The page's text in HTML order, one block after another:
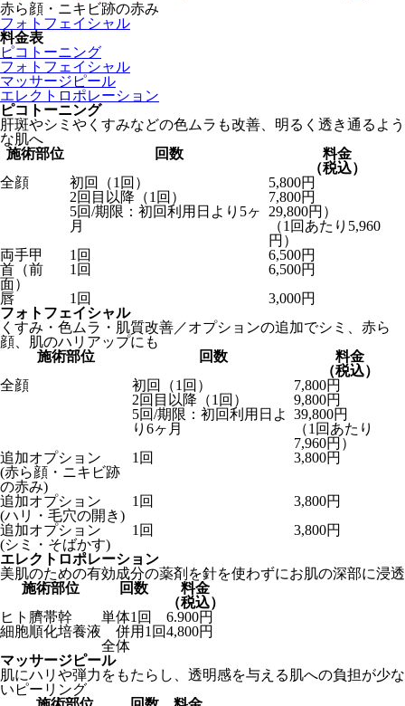
赤ら顔・ニキビ跡の赤み
フォトフェイシャル
料金表
ピコトーニング
フォトフェイシャル
マッサージピール
エレクトロポレーション
ピコトーニング
肝斑やシミやくすみなどの色ムラも改善、明るく透き通るよう
な肌へ
施術部位
回数
料金
（税込）
全顔
初回（1回）
5,800円
2回目以降（1回）
7,800円
5回/期限：初回利用日より5ヶ
月
29,800円）
（1回あたり5,960
円）
両手甲
1回
6,500円
首（前
面）
1回
6,500円
唇
1回
3,000円
フォトフェイシャル
くすみ・色ムラ・肌質改善／オプションの追加でシミ、赤ら
顔、肌のハリアップにも
施術部位
回数
料金
（税込）
全顔
初回（1回）
7,800円
2回目以降（1回）
9,800円
5回/期限：初回利用日よ
り6ヶ月
39,800円
（1回あたり
7,960円）
追加オプション
(赤ら顔・ニキビ跡
の赤み)
1回 3,800円
追加オプション
(ハリ・毛穴の開き)
1回
3,800円
追加オプション
(シミ・そばかす)
1回
3,800円
エレクトロポレーション
美肌のための有効成分の薬剤を針を使わずにお肌の深部に浸透
施術部位
回数
料金
（税込）
ヒト臍帯幹
細胞順化培養液
単体1回
6.900円
併用1回
全体
4,800円
マッサージピール
肌にハリや弾力をもたらし、透明感を与える肌への負担が少な
いピーリング